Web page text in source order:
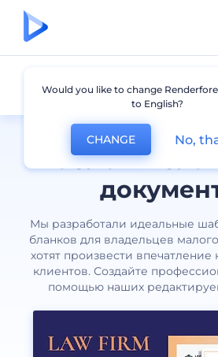
Шаблоны
Мы разработали идеальные
бланков для владельцев
хотят произвести
клиентов. Создайте
помощью наших
Бланки
Would you like to change
to English?
CHANGE No,